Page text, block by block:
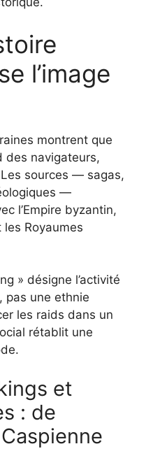
l’image
montrent que
des navigateurs,
sources — sagas,
—
l’Empire byzantin,
Royaumes
» désigne l’activité
pas une ethnie
les raids dans un
rétablit une
et
: de